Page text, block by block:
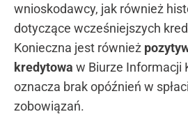
wnioskodawcy, jak również
dotyczące wcześniejszych
Konieczna jest również
kredytowa w Biurze Informacji
oznacza brak opóźnień w
zobowiązań.